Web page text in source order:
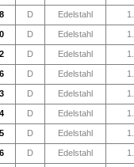
D Edelstahl
D Edelstahl
D Edelstahl
D Edelstahl
D Edelstahl
D Edelstahl
D Edelstahl
D Edelstahl